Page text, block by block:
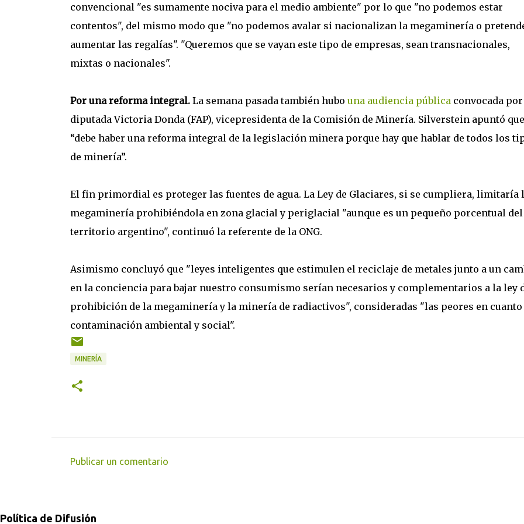
convencional "es sumamente nociva para el medio ambiente" por lo que "no podemos estar
contentos", del mismo modo que "no podemos avalar si nacionalizan la megaminería o
aumentar las regalías". "Queremos que se vayan este tipo de empresas, sean transnacionales,
mixtas o nacionales".
Por una reforma integral.La semana pasada también hubo una audiencia públicaconvocada
diputada Victoria Donda (FAP), vicepresidenta de la Comisión de Minería. Silverstein apuntó que
“debe haber una reforma integral de la legislación minera porque hay que hablar de todos los
de minería”.
El fin primordial es proteger las fuentes de agua. La Ley de Glaciares, si se cumpliera, limitaría
megaminería prohibiéndola en zona glacial y periglacial "aunque es un pequeño porcentual del
territorio argentino", continuó la referente de la ONG.
Asimismo concluyó que "leyes inteligentes que estimulen el reciclaje de metales junto a un
en la conciencia para bajar nuestro consumismo serían necesarios y complementarios a la ley
prohibición de la megaminería y la minería de radiactivos", consideradas "las peores en cuanto
contaminación ambiental y social".
MINERÍA
Publicar un comentario
Política de Difusión